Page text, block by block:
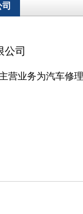
司
营业务为汽车修